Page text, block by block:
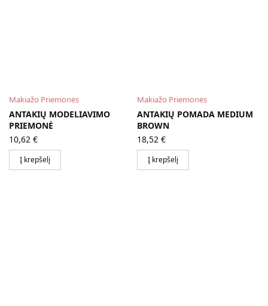
Makiažo Priemonės
ANTAKIŲ MODELIAVIMO
PRIEMONĖ
10,62 €
Į krepšelį
Makiažo Priemonės
ANTAKIŲ POMADA MEDIUM
BROWN
18,52 €
Į krepšelį